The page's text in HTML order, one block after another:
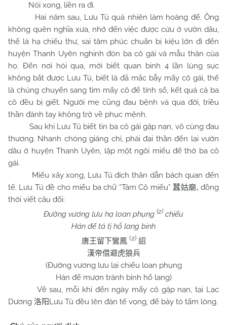
Nói xong, liền ra đi.
Hai năm sau, Lưu Tú quả nhiên làm hoàng đế. Ông
không quên nghĩa xưa, nhớ đến việc được cứu ở vườn dâu,
thế là hạ chiếu thư, sai tâm phúc chuẩn bị kiệu lớn đi đến
huyện Thanh Uyên nghinh đón ba cô gái và mẫu thân của
họ. Đến nơi hỏi qua, mới biết quan binh 4 lần lùng sục
không bắt được Lưu Tú, biết là đã mắc bẫy mấy cô gái, thế
là chúng chuyển sang tìm mấy cô để tính sổ, kết quả cả ba
cô đều bị giết. Người mẹ cũng đau bệnh và qua đời, triều
thần đành tay không trở về phục mệnh.
Sau khi Lưu Tú biết tin ba cô gái gặp nạn, vô cùng đau
thương. Nhanh chóng giáng chỉ, phái đại thần đến lại vườn
dâu ở huyện Thanh Uyên, lập một ngôi miếu để thờ ba cô
gái.
Miếu xây xong, Lưu Tú đích thân dẫn bách quan đến
tế. Lưu Tú đề cho miếu ba chữ “Tàm Cô miếu” 蠶姑廟, đồng
thời viết câu đối:
Đường vương lưu hạ loan phụng (2) chiếu
Hán đế tá tị hổ lang binh
唐王留下鸞鳳 (2) 詔
漢帝借避虎狼兵
(Đường vương lưu lại chiếu loan phụng
Hán đế mượn tránh binh hổ lang)
Về sau, mỗi khi đến ngày mấy cô gặp nạn, tại Lạc
Dương 洛阳Lưu Tú đều lên đàn tế vọng, để bày tỏ tấm lòng.